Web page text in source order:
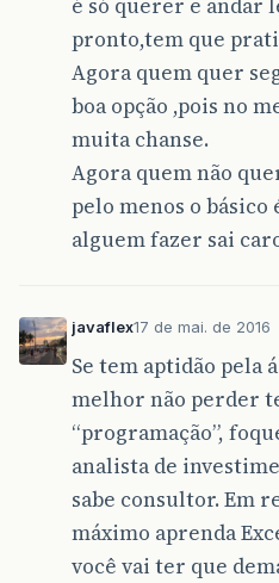
é só querer e andar
pronto,tem que
Agora quem quer
boa opção ,pois no
muita chanse.
Agora quem não
pelo menos o básico
alguem fazer sai
javaflex17 de mai. de 2016
Se tem aptidão pela
melhor não perder
“programação”,
analista de
sabe consultor. Em
máximo aprenda
você vai ter que